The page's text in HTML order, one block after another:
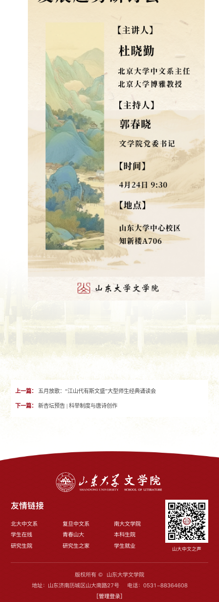
上一篇： 五月放歌：“江山代有斯文盛”大型师生经典诵读会
下一篇： 新杏坛预告 | 科举制度与唐诗创作
友情链接
北大中文系 复旦中文系
南大文学院
学生在线
青春山大
本科生院
研究生院
研究生之家 学生就业 山大中文之声
版权所有 © 山东大学文学院
地址：山东济南历城区山大南路27号 电话：0531-88364608
[管理登录]